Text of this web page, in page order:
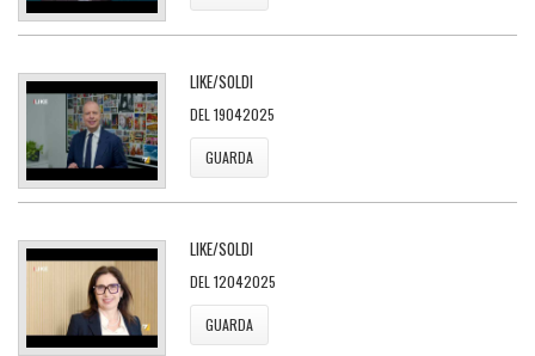
LIKE/SOLDI
DEL 19042025
GUARDA
LIKE/SOLDI
DEL 12042025
GUARDA